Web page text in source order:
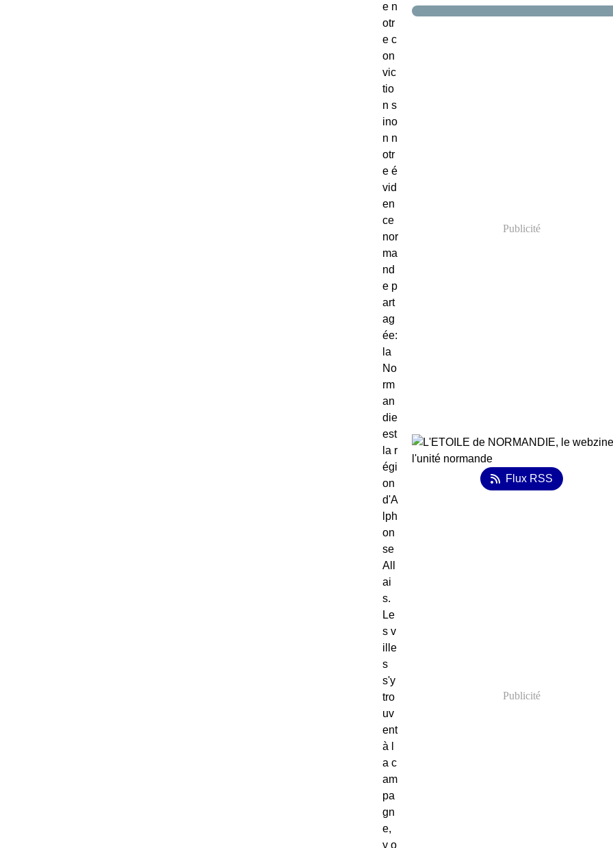
e n
otr
e c
on
vic
tio
n s
ino
n n
otr
e é
vid
en
ce
nor
ma
nd
e p
art
ag
ée:
la
No
rm
an
die
est
la r
égi
on
d'A
lph
on
se
All
ai
s.
Le
s v
ille
s
s'y
tro
uv
ent
à l
a c
am
pa
gn
e,
y o
Publicité
Flux RSS
Publicité